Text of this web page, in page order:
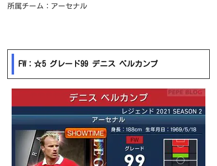
所属チーム：アーセナル
FW：☆5 グレード99 デニス ベルカンプ